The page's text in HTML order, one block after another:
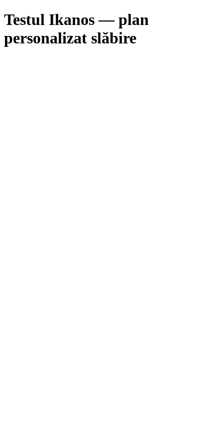
Testul Ikanos — plan
personalizat slăbire